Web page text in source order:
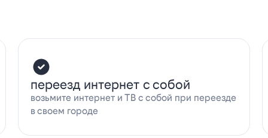
переезд интернет с собой
возьмите интернет и ТВ с собой при переезде
в своем городе